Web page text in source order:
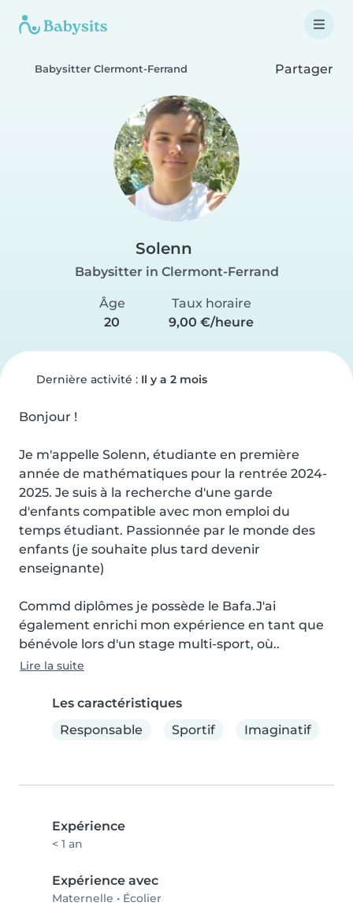
Babysitter Clermont-Ferrand Partager
Solenn
Babysitter in Clermont-Ferrand
Âge
20
Taux horaire
9,00 €/heure
Dernière activité : Il y a 2 mois
Bonjour !
Je m'appelle Solenn, étudiante en première
année de mathématiques pour la rentrée 2024-
2025. Je suis à la recherche d'une garde
d'enfants compatible avec mon emploi du
temps étudiant. Passionnée par le monde des
enfants (je souhaite plus tard devenir
enseignante)
Commd diplômes je possède le Bafa.J'ai
également enrichi mon expérience en tant que
bénévole lors d'un stage multi-sport, où..
Lire la suite
Les caractéristiques
Responsable
Sportif Imaginatif
Expérience
< 1 an
Expérience avec
Maternelle • Écolier